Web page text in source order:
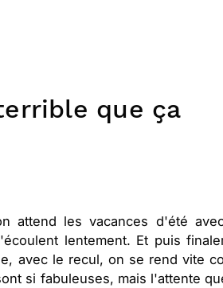
que ça
attend les vacances d'été
lentement. Et puis
avec le recul, on se rend vite
si fabuleuses, mais l'attente